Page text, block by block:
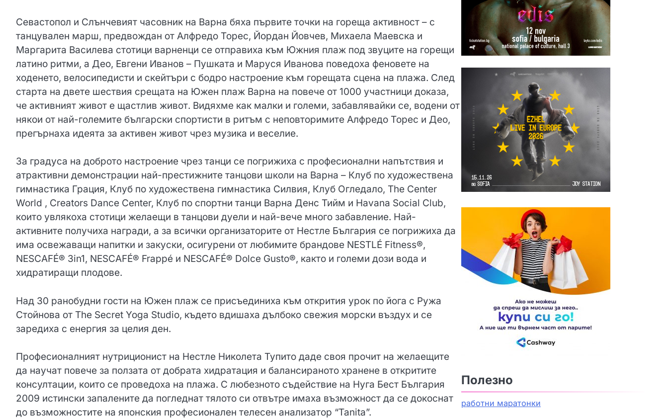
Севастопол и Слънчевият часовник на Варна бяха първите точки на гореща активност – с
танцувален марш, предвождан от Алфредо Торес, Йордан Йовчев, Михаела Маевска и
Маргарита Василева стотици варненци се отправиха към Южния плаж под звуците на горещи
латино ритми, а Део, Евгени Иванов – Пушката и Маруся Иванова поведоха феновете на
ходенето, велосипедисти и скейтъри с бодро настроение към горещата сцена на плажа. След
старта на двете шествия срещата на Южен плаж Варна на повече от 1000 участници доказа,
че активният живот е щастлив живот. Видяхме как малки и големи, забавлявайки се, водени от
някои от най-големите български спортисти в ритъм с неповторимите Алфредо Торес и Део,
прегърнаха идеята за активен живот чрез музика и веселие.
За градуса на доброто настроение чрез танци се погрижиха с професионални напътствия и
атрактивни демонстрации най-престижните танцови школи на Варна – Клуб по художествена
гимнастика Грация, Клуб по художествена гимнастика Силвия, Клуб Огледало, The Center
World , Creators Dance Center, Клуб по спортни танци Варна Денс Тийм и Havana Social Club,
които увлякоха стотици желаещи в танцови дуели и най-вече много забавление. Най-
активните получиха награди, а за всички организаторите от Нестле България се погрижиха да
има освежаващи напитки и закуски, осигурени от любимите брандове NESTLÉ Fitness®,
NESCAFÉ® 3in1, NESCAFÉ® Frappé и NESCAFÉ® Dolce Gusto®, както и големи дози вода и
хидратиращи плодове.
Над 30 ранобудни гости на Южен плаж се присъединиха към открития урок по йога с Ружа
Стойнова от The Secret Yoga Studio, където вдишаха дълбоко свежия морски въздух и се
заредиха с енергия за целия ден.
Професионалният нутриционист на Нестле Николета Тупито даде своя прочит на желаещите
да научат повече за ползата от добрата хидратация и балансираното хранене в откритите
консултации, които се проведоха на плажа. С любезното съдействие на Нуга Бест България
2009 истински запалените да погледнат тялото си отвътре имаха възможност да се докоснат
до възможностите на японския професионален телесен анализатор “Tanita”.
Полезно
работни маратонки